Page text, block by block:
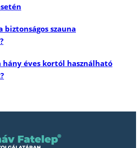
biztonságos szauna
hány éves kortól használható